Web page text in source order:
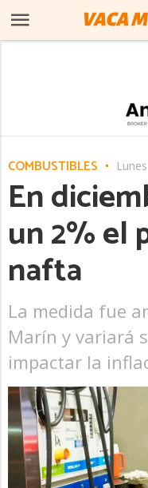
COMBUSTIBLES
En
un 2% el
nafta
La medida fue
Marín y variará
impactar la